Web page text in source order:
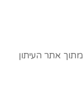
אתר העיתון